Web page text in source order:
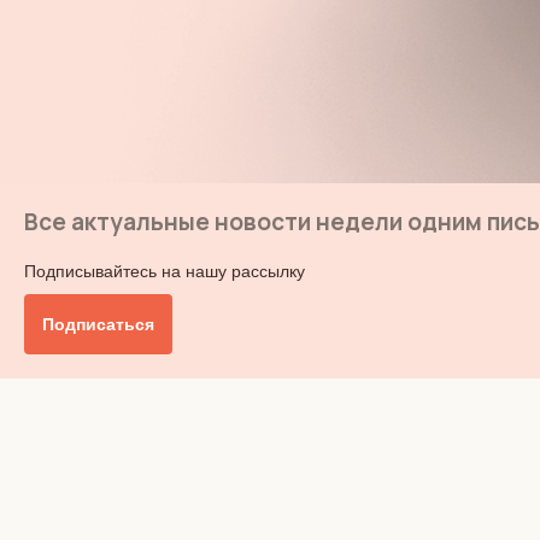
Все актуальные новости недели одним
Подписывайтесь на нашу рассылку
Подписаться